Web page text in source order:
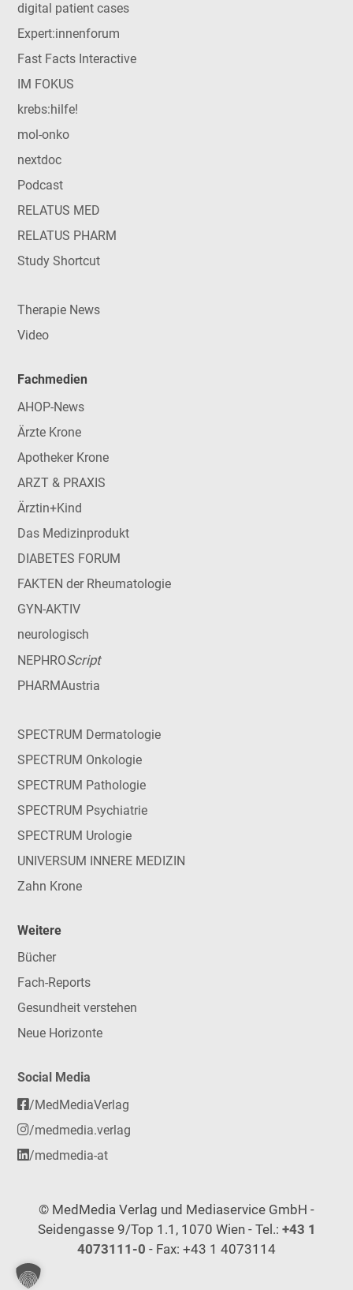
digital patient cases
Expert:innenforum
Fast Facts Interactive
IM FOKUS
krebs:hilfe!
mol-onko
nextdoc
Podcast
RELATUS MED
RELATUS PHARM
Study Shortcut
Therapie News
Video
Fachmedien
AHOP-News
Ärzte Krone
Apotheker Krone
ARZT & PRAXIS
Ärztin+Kind
Das Medizinprodukt
DIABETES FORUM
FAKTEN der Rheumatologie
GYN-AKTIV
neurologisch
NEPHROScript
PHARMAustria
SPECTRUM Dermatologie
SPECTRUM Onkologie
SPECTRUM Pathologie
SPECTRUM Psychiatrie
SPECTRUM Urologie
UNIVERSUM INNERE MEDIZIN
Zahn Krone
Weitere
Bücher
Fach-Reports
Gesundheit verstehen
Neue Horizonte
Social Media
/MedMediaVerlag
/medmedia.verlag
/medmedia-at
© MedMedia Verlag und Mediaservice GmbH -
Seidengasse 9/Top 1.1, 1070 Wien - Tel.: +43 1
4073111-0 - Fax: +43 1 4073114